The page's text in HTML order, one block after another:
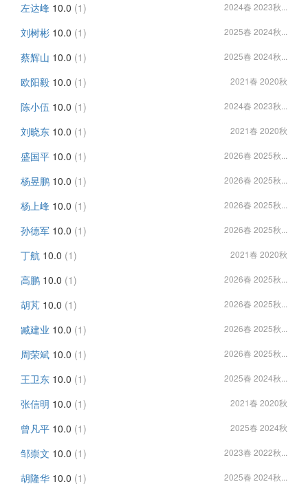
左达峰 10.0 (1) 2024春 2023秋...
刘树彬 10.0 (1) 2025春 2024秋...
蔡辉山 10.0 (1) 2025春 2024秋...
欧阳毅 10.0 (1) 2021春 2020秋
陈小伍 10.0 (1) 2024春 2023秋...
刘晓东 10.0 (1) 2021春 2020秋
盛国平 10.0 (1) 2026春 2025秋...
杨昱鹏 10.0 (1) 2026春 2025秋...
杨上峰 10.0 (1) 2026春 2025秋...
孙德军 10.0 (1) 2026春 2025秋...
丁航 10.0 (1) 2021春 2020秋
高鹏 10.0 (1) 2026春 2025秋...
胡芃 10.0 (1) 2026春 2025秋...
臧建业 10.0 (1) 2026春 2025秋...
周荣斌 10.0 (1) 2026春 2025秋...
王卫东 10.0 (1) 2025春 2024秋...
张信明 10.0 (1) 2021春 2020秋
曾凡平 10.0 (1) 2025春 2024秋
邹崇文 10.0 (1) 2023春 2022秋...
胡隆华 10.0 (1) 2025春 2024秋...